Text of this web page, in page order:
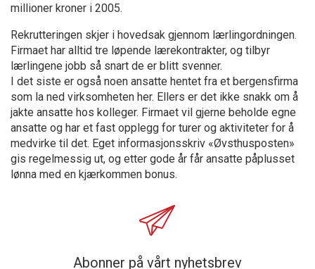
millioner kroner i 2005.
Rekrutteringen skjer i hovedsak gjennom lærlingordningen.
Firmaet har alltid tre løpende lærekontrakter, og tilbyr
lærlingene jobb så snart de er blitt svenner.
I det siste er også noen ansatte hentet fra et bergensfirma
som la ned virksomheten her. Ellers er det ikke snakk om å
jakte ansatte hos kolleger. Firmaet vil gjerne beholde egne
ansatte og har et fast opplegg for turer og aktiviteter for å
medvirke til det. Eget informasjonsskriv «Øvsthusposten»
gis regelmessig ut, og etter gode år får ansatte påplusset
lønna med en kjærkommen bonus.
Abonner på vårt nyhetsbrev